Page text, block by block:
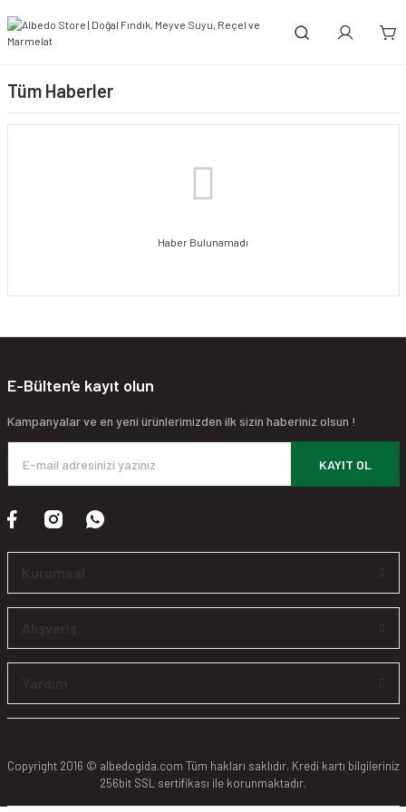
Tüm Haberler
Haber Bulunamadı
E-Bülten’e kayıt olun
Kampanyalar ve en yeni ürünlerimizden ilk sizin haberiniz olsun !
KAYIT OL
Copyright 2016 © albedogida.com Tüm hakları saklıdır. Kredi kartı bilgileriniz
256bit SSL sertifikası ile korunmaktadır.